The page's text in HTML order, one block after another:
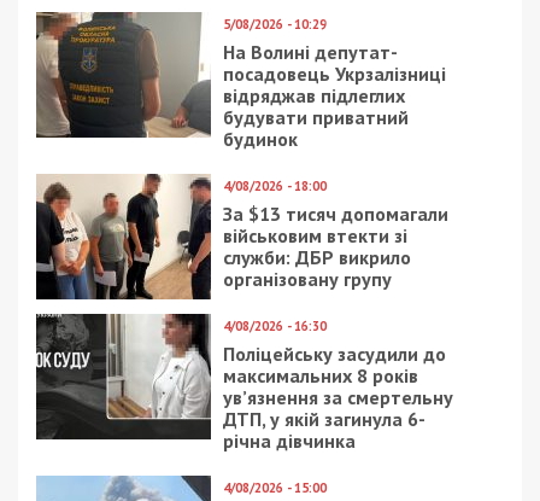
5/08/2026 - 10:29
На Волині депутат-
посадовець Укрзалізниці
відряджав підлеглих
будувати приватний
будинок
4/08/2026 - 18:00
За $13 тисяч допомагали
військовим втекти зі
служби: ДБР викрило
організовану групу
4/08/2026 - 16:30
Поліцейську засудили до
максимальних 8 років
ув’язнення за смертельну
ДТП, у якій загинула 6-
річна дівчинка
4/08/2026 - 15:00